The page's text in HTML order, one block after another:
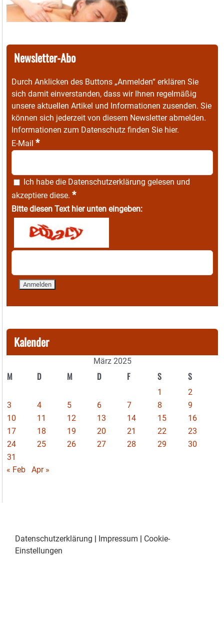
Newsletter-Abo
Durch Anklicken des Buttons „Anmelden“ erklären Sie
sich damit einverstanden, dass wir Ihnen regelmäßig
unsere aktuellen Artikel und Informationen zusenden. Sie
können sich jederzeit von diesem Newsletter abmelden.
Informationen zum Datenschutz finden Sie hier.
E-Mail *
Ich habe die Datenschutzerklärung gelesen und
akzeptiere diese. *
Bitte diesen Text hier unten eingeben:
Kalender
März 2025
M D M D F S S
1
2
3
4 5 6 7 8
9
10
11 12 13 14 15
16
17
18 19 20 21 22
23
24
25 26 27 28 29
30
31
« Feb
Apr »
Datenschutzerklärung | Impressum | Cookie-
Einstellungen